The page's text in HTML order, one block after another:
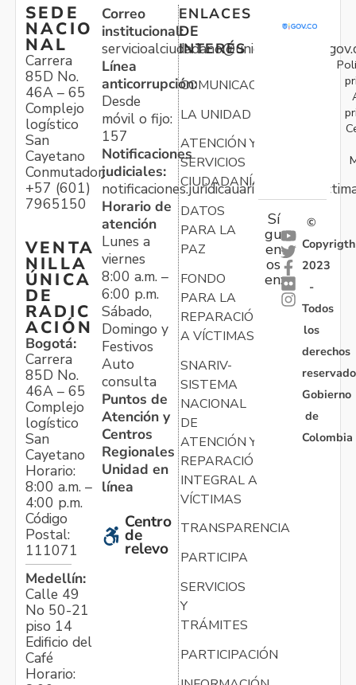
SEDE
NACIO
NAL
Carrera
85D No.
46A – 65
Complejo
logístico
San
Cayetano
Conmutador:
+57 (601)
7965150
VENTA
NILLA
ÚNICA
DE
RADIC
ACIÓN
Bogotá:
Carrera
85D No.
46A – 65
Complejo
logístico
San
Cayetano
Horario:
8:00 a.m. –
4:00 p.m.
Código
Postal:
111071
Medellín:
Calle 49
No 50-21
piso 14
Edificio del
Café
Horario:
Correo
institucional:
Línea
anticorrupción:
Desde
móvil o fijo:
157
Notificaciones
judiciales:
Horario de
atención
Lunes a
viernes
8:00 a.m. –
6:00 p.m.
Sábado,
Domingo y
Festivos
Auto
consulta
Puntos de
Atención y
Centros
Regionales
Unidad en
línea
Centro
de
relevo
ENLACES
DE
INTERÉS
COMUNICACIONES
LA UNIDAD
ATENCIÓN Y
SERVICIOS
CIUDADANÍA
DATOS
PARA LA
PAZ
FONDO
PARA LA
REPARACIÓN
A VÍCTIMAS
SNARIV-
SISTEMA
NACIONAL
DE
ATENCIÓN Y
REPARACIÓN
INTEGRAL A
VÍCTIMAS
TRANSPARENCIA
PARTICIPA
SERVICIOS
Y
TRÁMITES
PARTICIPACIÓN
Sí
gu
en
os
en:
©
Copyrigth
2023
-
Todos
los
derechos
Gobierno
de
Colombia